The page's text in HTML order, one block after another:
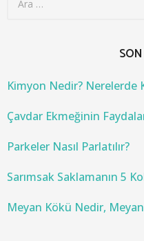
o
:
Kimyon Nedir? Nerelerde
Çavdar Ekmeğinin
Parkeler Nasıl Parlatılır?
Sarımsak Saklamanın 5
Meyan Kökü Nedir,